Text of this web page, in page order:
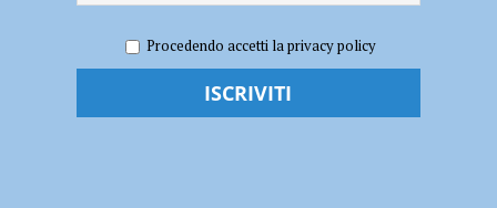
Pensare Contemporaneo, da Antigone all’intelligenza artificiale:
relatori da tutto il mondo per una vetrina internazionale – AUDIO
Nasce il Festival del Pensare
Procedendo accetti la privacy policy